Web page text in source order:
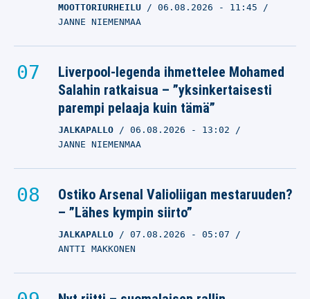
MOOTTORIURHEILU 06.08.2026 - 11:45
JANNE NIEMENMAA
Liverpool-legenda ihmettelee Mohamed
Salahin ratkaisua – ”yksinkertaisesti
parempi pelaaja kuin tämä”
JALKAPALLO 06.08.2026 - 13:02
JANNE NIEMENMAA
Ostiko Arsenal Valioliigan mestaruuden?
– ”Lähes kympin siirto”
JALKAPALLO 07.08.2026 - 05:07
ANTTI MAKKONEN